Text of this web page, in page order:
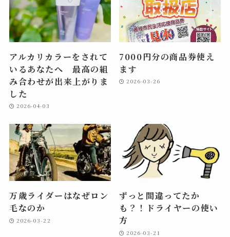
アルカリカラーをされて
いるあなたへ 最高の組
み合わせが出来上がりま
した
2026-04-03
7000円分の商品券使え
ます
2026-03-26
万歳ライダーはなぜロン
毛なのか
2026-03-22
ずっと間違ってたか
も？！ドライヤーの使い
方
2026-03-21